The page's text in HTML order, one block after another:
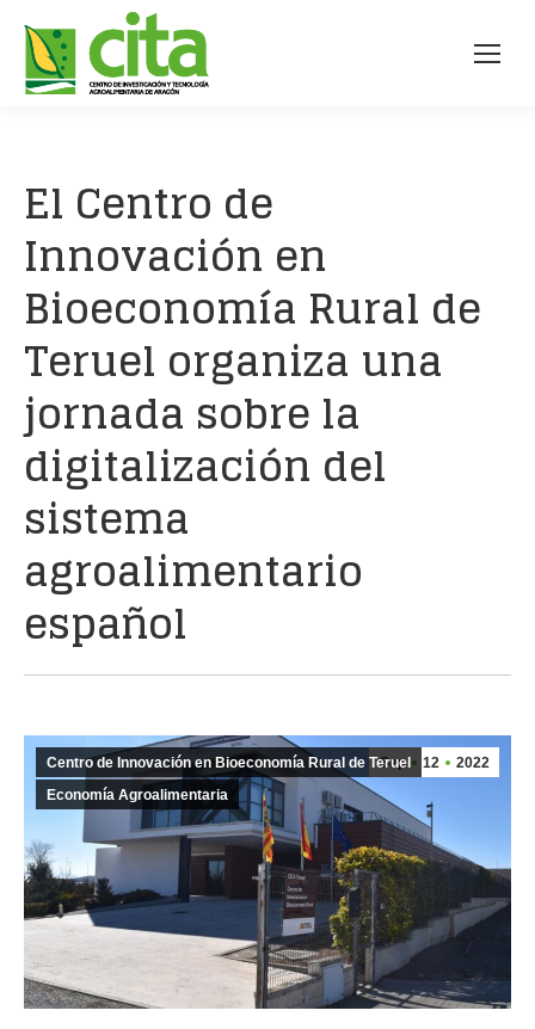
El Centro de
Innovación en
Bioeconomía Rural de
Teruel organiza una
jornada sobre la
digitalización del
sistema
agroalimentario
español
Sep 12 2022
Centro de Innovación en Bioeconomía Rural de Teruel
Economía Agroalimentaria